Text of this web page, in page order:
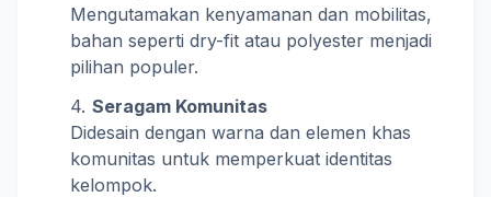
Mengutamakan kenyamanan dan mobilitas,
bahan seperti dry-fit atau polyester menjadi
pilihan populer.
Seragam Komunitas
Didesain dengan warna dan elemen khas
komunitas untuk memperkuat identitas
kelompok.